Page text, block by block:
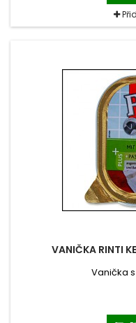
VANIČKA RINTI
Vanička